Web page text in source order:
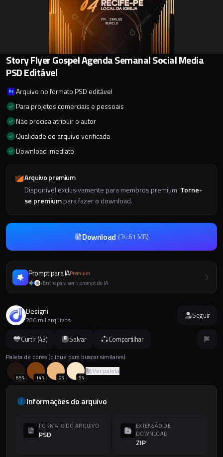
Curtir (43) Salvar Compartilhar
Paleta de cores (clique para buscar similares):
65% 14% 9% 5%
Ver paleta
Informações do arquivo
FORMATO DO ARQUIVO
PSD
EXTENSÃO DE
DOWNLOAD
ZIP
Story Flyer Gospel Agenda Semanal Social Media
PSD Editável
Arquivo no formato PSD editável
Para projetos comerciais e pessoais
Não precisa atribuir o autor
Qualidade do arquivo verificada
Download imediato
Arquivo premium
Disponível exclusivamente para membros premium. Torne-
se premiumpara fazer o download.
Download (34.61 MB)
Prompt para IAPremium
+Entre para ver o prompt de IA
Designi
286 mil arquivos Seguir